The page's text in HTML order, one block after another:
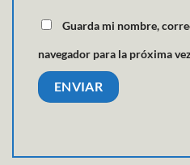
Guarda mi nombre,
navegador para la próxima